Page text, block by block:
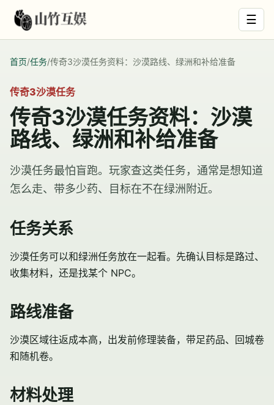
☰
首页/任务/传奇3沙漠任务资料：沙漠路线、绿洲和补给准备
传奇3沙漠任务
传奇3沙漠任务资料：沙漠
路线、绿洲和补给准备
沙漠任务最怕盲跑。玩家查这类任务，通常是想知道
怎么走、带多少药、目标在不在绿洲附近。
任务关系
沙漠任务可以和绿洲任务放在一起看。先确认目标是路过、
收集材料，还是找某个 NPC。
路线准备
沙漠区域往返成本高，出发前修理装备，带足药品、回城卷
和随机卷。
材料处理